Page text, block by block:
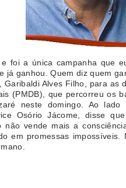
foi a única campanha que
já ganhou. Quem diz quem
Alves Filho, para as
(PMDB), que percorreu os
neste domingo. Ao
Osório Jácome, disse
não vende mais a
em promessas